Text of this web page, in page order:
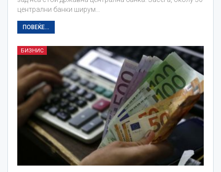
централни банки ширум…
ПОВЕЌЕ...
БИЗНИС